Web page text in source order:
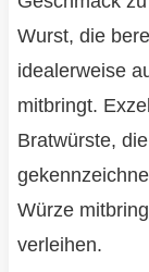
Wurst, die
idealerweise
mitbringt.
Bratwürste,
Würze
verleihen.